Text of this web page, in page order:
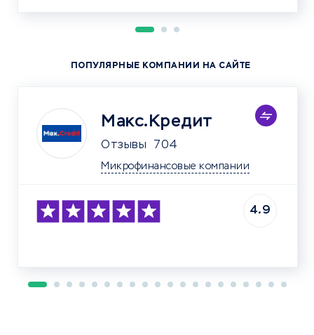
ПОПУЛЯРНЫЕ КОМПАНИИ НА САЙТЕ
Макс.Кредит
Отзывы 704
Микрофинансовые компании
4.9